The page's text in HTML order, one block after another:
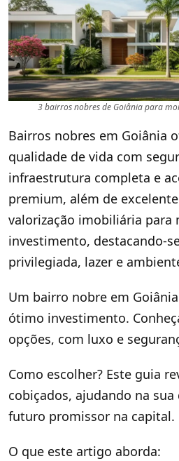
3 bairros nobres de Goiânia para
Bairros nobres em Goiânia
qualidade de vida com
infraestrutura completa e
premium, além de
valorização imobiliária para
investimento, destacando-
privilegiada, lazer e
Um bairro nobre em
ótimo investimento.
opções, com luxo e
Como escolher? Este guia
cobiçados, ajudando na
futuro promissor na capital.
O que este artigo aborda: